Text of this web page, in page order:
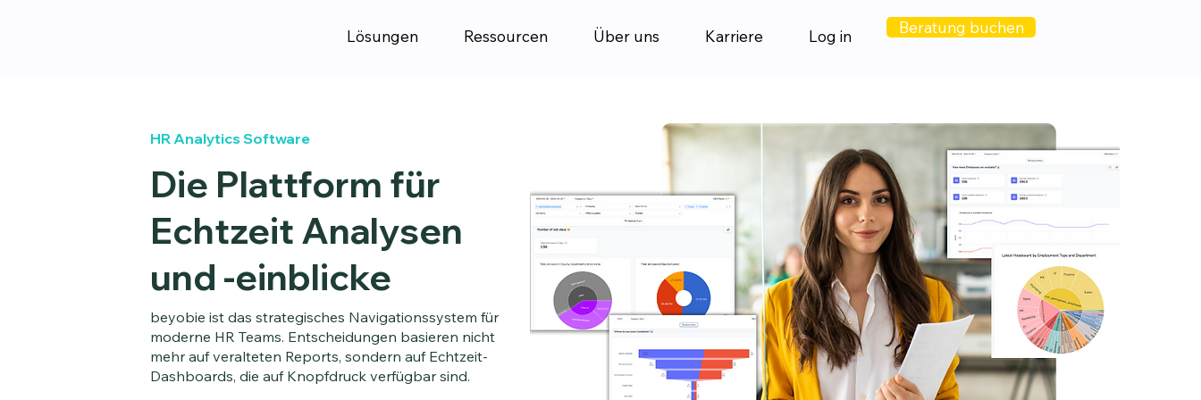
Lösungen Ressourcen Über uns Karriere Log in Beratung buchen
HR Analytics Software
Die Plattform für
Echtzeit Analysen
und -einblicke
beyobie ist das strategisches Navigationssystem für
moderne HR Teams. Entscheidungen basieren nicht
mehr auf veralteten Reports, sondern auf Echtzeit-
Dashboards, die auf Knopfdruck verfügbar sind.